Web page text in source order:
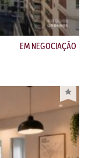
EM NEGOCIAÇÃO